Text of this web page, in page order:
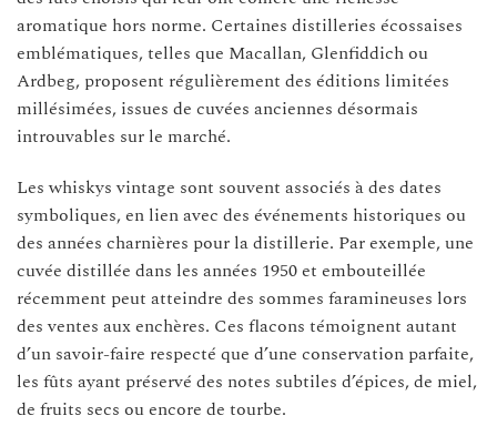
aromatique hors norme. Certaines distilleries écossaises
emblématiques, telles que Macallan, Glenfiddich ou
Ardbeg, proposent régulièrement des éditions limitées
millésimées, issues de cuvées anciennes désormais
introuvables sur le marché.
Les whiskys vintage sont souvent associés à des dates
symboliques, en lien avec des événements historiques ou
des années charnières pour la distillerie. Par exemple, une
cuvée distillée dans les années 1950 et embouteillée
récemment peut atteindre des sommes faramineuses lors
des ventes aux enchères. Ces flacons témoignent autant
d’un savoir-faire respecté que d’une conservation parfaite,
les fûts ayant préservé des notes subtiles d’épices, de miel,
de fruits secs ou encore de tourbe.